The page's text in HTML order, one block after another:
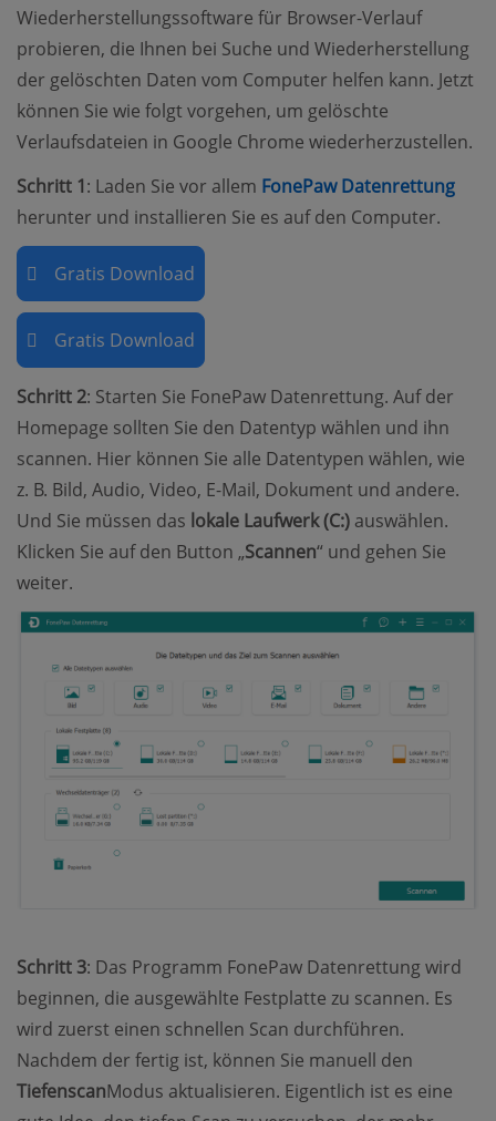
Wiederherstellungssoftware für Browser-Verlauf
probieren, die Ihnen bei Suche und Wiederherstellung
der gelöschten Daten vom Computer helfen kann. Jetzt
können Sie wie folgt vorgehen, um gelöschte
Verlaufsdateien in Google Chrome wiederherzustellen.
Schritt 1: Laden Sie vor allem FonePaw Datenrettung
herunter und installieren Sie es auf den Computer.
Gratis Download
Gratis Download
Schritt 2: Starten Sie FonePaw Datenrettung. Auf der
Homepage sollten Sie den Datentyp wählen und ihn
scannen. Hier können Sie alle Datentypen wählen, wie
z. B. Bild, Audio, Video, E-Mail, Dokument und andere.
Und Sie müssen das lokale Laufwerk (C:) auswählen.
Klicken Sie auf den Button „Scannen“ und gehen Sie
weiter.
Schritt 3: Das Programm FonePaw Datenrettung wird
beginnen, die ausgewählte Festplatte zu scannen. Es
wird zuerst einen schnellen Scan durchführen.
Nachdem der fertig ist, können Sie manuell den
TiefenscanModus aktualisieren. Eigentlich ist es eine